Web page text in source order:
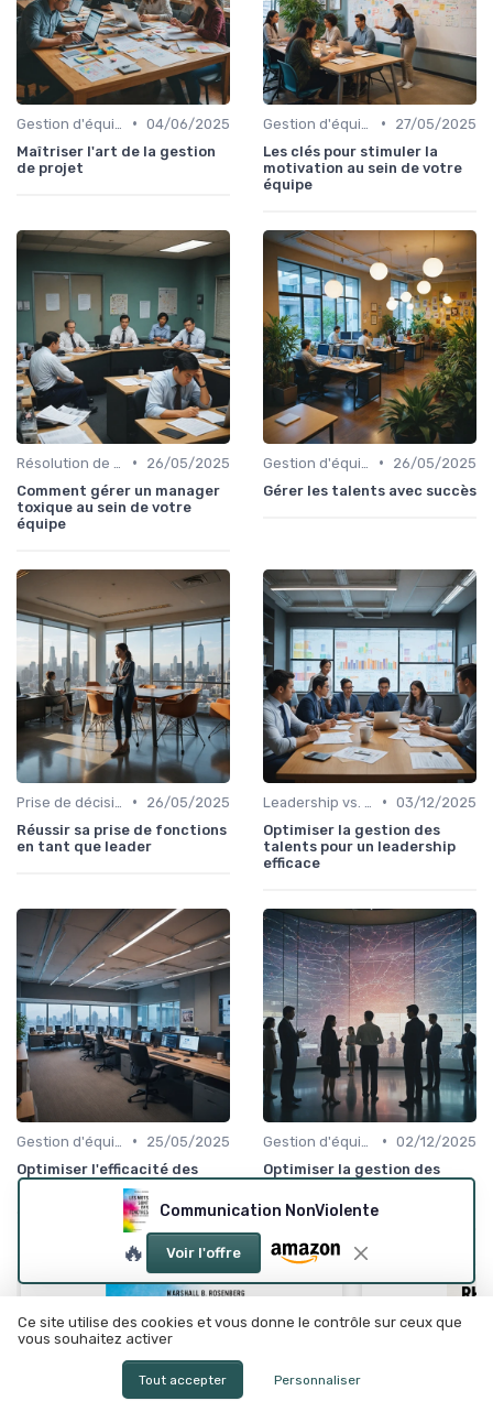
• 04/06/2025
Maîtriser l'art de la gestion
de projet
•
27/05/2025
Les clés pour stimuler la
motivation au sein de votre
équipe
•
26/05/2025
Comment gérer un manager
toxique au sein de votre
équipe
•
26/05/2025
Gérer les talents avec succès
•
26/05/2025
Réussir sa prise de fonctions
en tant que leader
• 03/12/2025
Optimiser la gestion des
talents pour un leadership
efficace
•
25/05/2025
Optimiser l'efficacité des
unités d'affaires
• 02/12/2025
Optimiser la gestion des
applications pour un
leadership efficace
Communication NonViolente
🔥 Voir l'offre
Ce site utilise des cookies et vous donne le contrôle sur ceux que
vous souhaitez activer
Tout accepter Personnaliser